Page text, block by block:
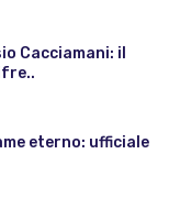
Cacciamani: il
eterno: ufficiale